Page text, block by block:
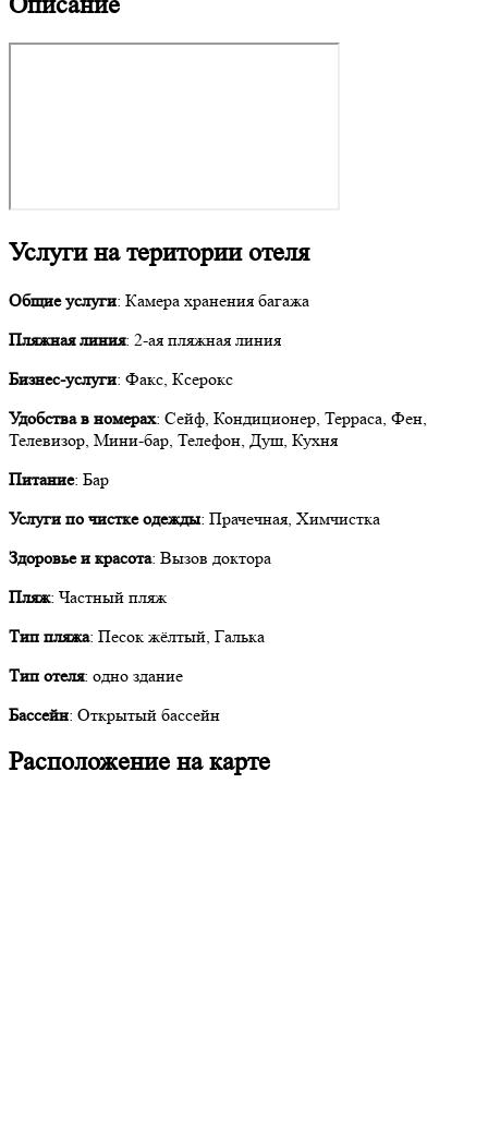
Услуги на територии отеля
Общие услуги: Камера хранения багажа
Пляжная линия: 2-ая пляжная линия
Бизнес-услуги: Факс, Ксерокс
Удобства в номерах: Сейф, Кондиционер, Терраса, Фен,
Телевизор, Мини-бар, Телефон, Душ, Кухня
Питание: Бар
Услуги по чистке одежды: Прачечная, Химчистка
Здоровье и красота: Вызов доктора
Пляж: Частный пляж
Тип пляжа: Песок жёлтый, Галька
Тип отеля: одно здание
Бассейн: Открытый бассейн
Расположение на карте